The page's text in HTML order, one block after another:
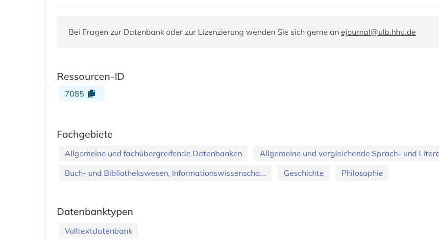
Bei Fragen zur Datenbank oder zur Lizenzierung wenden Sie sich gerne an ejournal@ulb.hhu.de
Ressourcen-ID
7085
Fachgebiete
Allgemeine und fachübergreifende Datenbanken
Allgemeine und vergleichende Sprach- und
Buch- und Bibliothekswesen, Informationswissenscha...
Geschichte Philosophie
Datenbanktypen
Volltextdatenbank